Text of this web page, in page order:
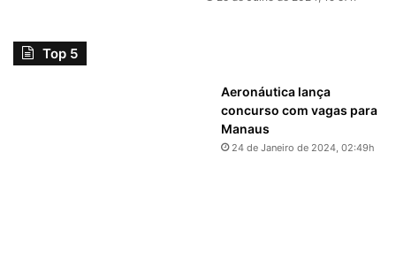
Top 5
Aeronáutica lança
concurso com vagas para
Manaus
24 de Janeiro de 2024, 02:49h